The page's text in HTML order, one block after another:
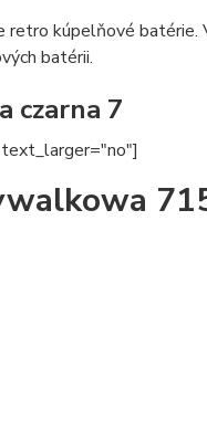
retro kúpelňové
batérii.
czarna 7